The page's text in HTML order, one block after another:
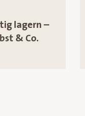
lagern –
& Co.